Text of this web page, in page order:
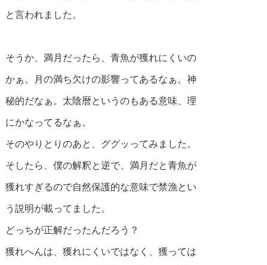
と言われました。
そうか、満月だったら、青魚が獲れにくいの
かぁ。月の満ち欠けの影響ってあるなぁ。神
秘的だなぁ。太陰暦というのもある意味、理
にかなってるなぁ。
そのやりとりのあと、ググッってみました。
そしたら、僕の解釈と逆で、満月だと青魚が
獲れすぎるので自然保護的な意味で禁漁とい
う説明が載ってました。
どっちが正解だったんだろう？
獲れへんは、獲れにくいではなく、獲っては